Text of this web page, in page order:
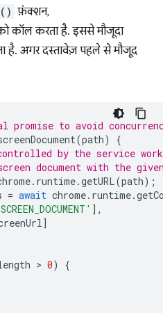
फ़ंक्शन,
कॉल करता है. इससे मौजूदा
है. अगर दस्तावेज़ पहले से मौजूद
promise to avoid
(path)
{
by the service
document with the
. runtime.getURL(path);
= await chrome. runtime.
],
]
> 0)
{